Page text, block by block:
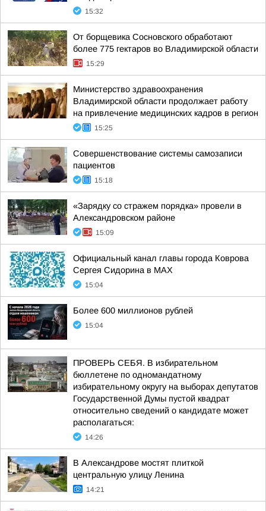
15:32
От борщевика Сосновского обработают
более 775 гектаров во Владимирской области
15:29
Министерство здравоохранения
Владимирской области продолжает работу
на привлечение медицинских кадров в регион
15:25
Совершенствование системы самозаписи
пациентов
15:18
«Зарядку со стражем порядка» провели в
Александровском районе
15:09
Официальный канал главы города Коврова
Сергея Сидорина в МАХ
15:04
Более 600 миллионов рублей
15:04
ПРОВЕРЬ СЕБЯ. В избирательном
бюллетене по одномандатному
избирательному округу на выборах депутатов
Государственной Думы пустой квадрат
относительно сведений о кандидате может
располагаться:
14:26
В Александрове мостят плиткой
центральную улицу Ленина
14:21